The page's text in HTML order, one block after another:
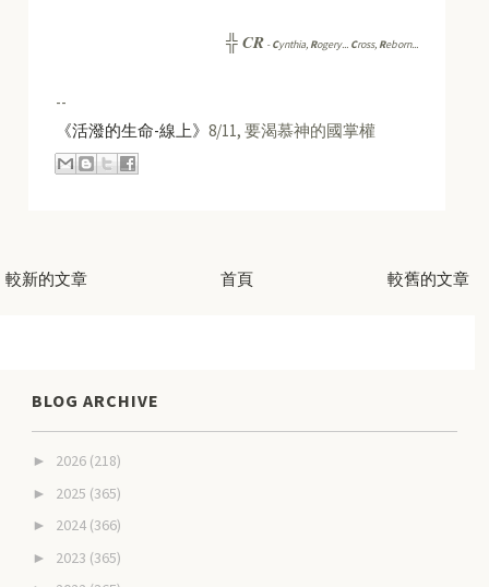
╬CR -Cynthia, Rogery... Cross, Reborn...
--
《活潑的生命-線上》8/11, 要渴慕神的國掌權
較新的文章 較舊的文章
首頁
BLOG ARCHIVE
► 2026 (218)
► 2025 (365)
► 2024 (366)
► 2023 (365)